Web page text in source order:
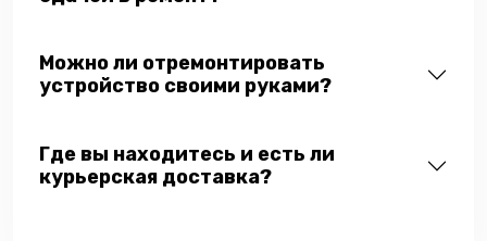
Можно ли отремонтировать
устройство своими руками?
Где вы находитесь и есть ли
курьерская доставка?